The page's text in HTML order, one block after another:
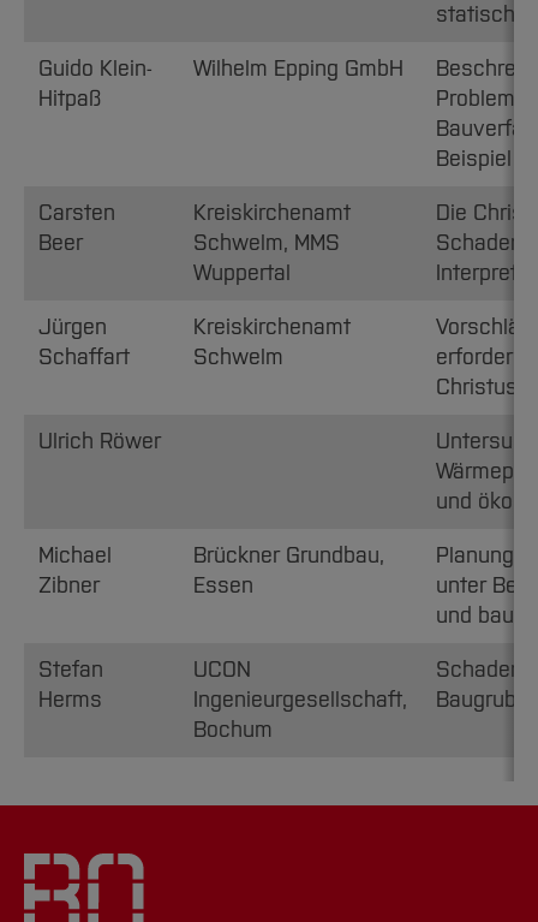
Guido Klein-
Hitpaß
Wilhelm Epping GmbH
Beispiel
Carsten
Beer
Kreiskirchenamt
Schwelm, MMS
Wuppertal
Die
Jürgen
Schaffart
Kreiskirchenamt
Schwelm
Ulrich Röwer
und
Michael
Zibner
Brückner Grundbau,
Essen
Planung
unter
und
Stefan
Herms
UCON
Ingenieurgesellschaft,
Bochum